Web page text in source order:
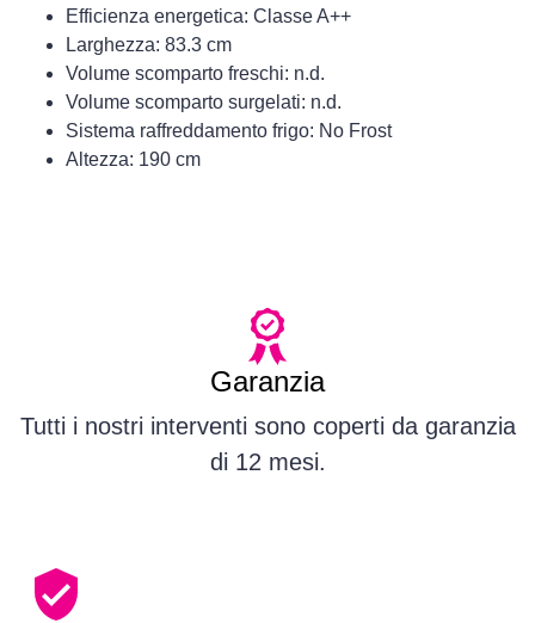
Efficienza energetica: Classe A++
Larghezza: 83.3 cm
Volume scomparto freschi: n.d.
Volume scomparto surgelati: n.d.
Sistema raffreddamento frigo: No Frost
Altezza: 190 cm
Garanzia
Tutti i nostri interventi sono coperti da garanzia
di 12 mesi.